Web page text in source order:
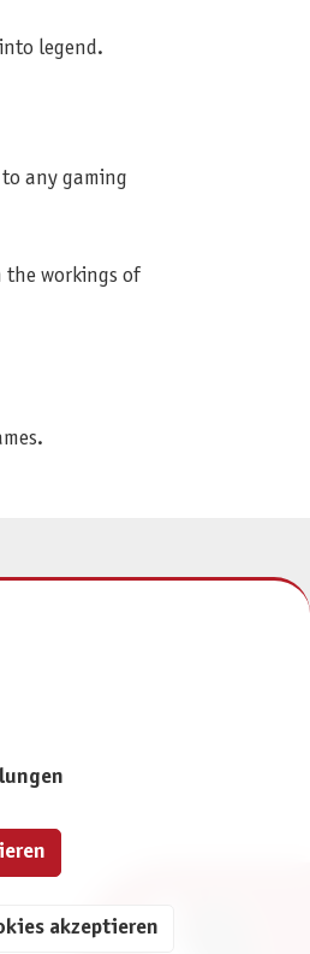
legend.
any gaming
the workings of
akzeptieren